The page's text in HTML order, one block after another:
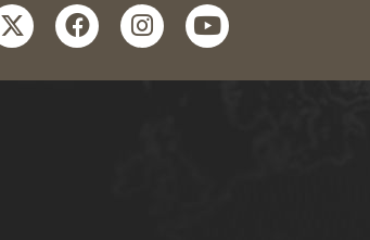
twitterfacebookinstagram
youtube